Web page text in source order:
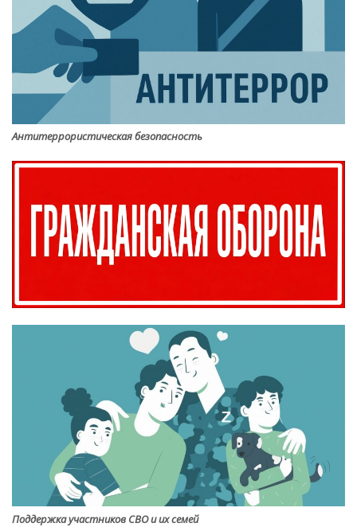
Антитеррористическая безопасность
Поддержка участников СВО и их семей